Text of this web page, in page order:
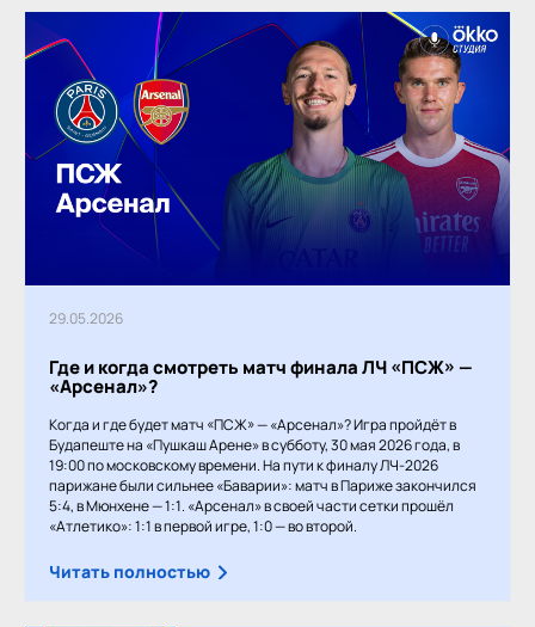
29.05.2026
Где и когда смотреть матч финала ЛЧ «ПСЖ» —
«Арсенал»?
Когда и где будет матч «ПСЖ» — «Арсенал»? Игра пройдёт в
Будапеште на «Пушкаш Арене» в субботу, 30 мая 2026 года, в
19:00 по московскому времени. На пути к финалу ЛЧ-2026
парижане были сильнее «Баварии»: матч в Париже закончился
5:4, в Мюнхене — 1:1. «Арсенал» в своей части сетки прошёл
«Атлетико»: 1:1 в первой игре, 1:0 — во второй.
Читать полностью